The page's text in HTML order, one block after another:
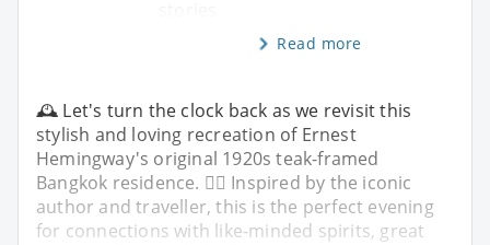
Read more
🕰️ Let's turn the clock back as we revisit this
stylish and loving recreation of Ernest
Hemingway's original 1920s teak-framed
Bangkok residence. ✍🏼 Inspired by the iconic
author and traveller, this is the perfect evening
for connections with like-minded spirits, great